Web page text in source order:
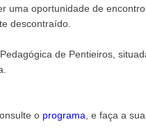
uma oportunidade de
descontraído.
de Pentieiros,
o programa , e faça a sua